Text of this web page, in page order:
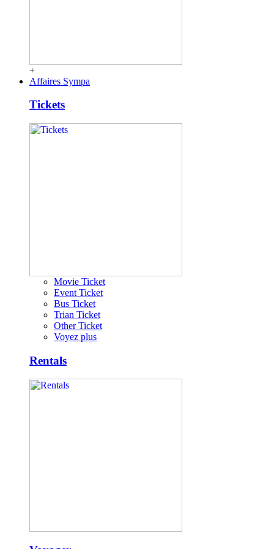
+
Affaires Sympa
Tickets
Movie Ticket
Event Ticket
Bus Ticket
Trian Ticket
Other Ticket
Voyez plus
Rentals